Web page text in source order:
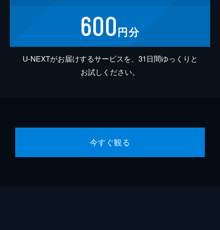
600円分
U-NEXTがお届けするサービスを、31日間ゆっくりと
お試しください。
今すぐ観る